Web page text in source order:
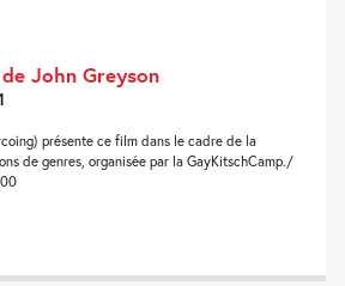
John Greyson
présente ce film dans le cadre de la
de genres, organisée par la GayKitschCamp./